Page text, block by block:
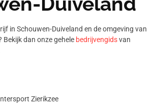
in Schouwen-Duiveland en de omgeving van
Bekijk dan onze gehele bedrijvengidsvan
Zierikzee